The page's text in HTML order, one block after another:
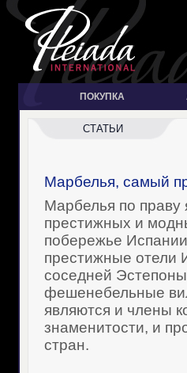
ПОКУПКА
СТАТЬИ
Марбелья, самый
Марбелья по праву
престижных и
побережье
престижные отели
соседней
фешенебельные
являются и члены
знаменитости, и
стран.